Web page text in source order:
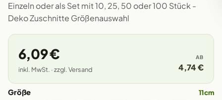
Einzeln oder als Set mit 10, 25, 50 oder 100 Stück -
Deko Zuschnitte Größenauswahl
6,09 €
inkl. MwSt. · zzgl. Versand
AB
4,74 €
Größe 11cm